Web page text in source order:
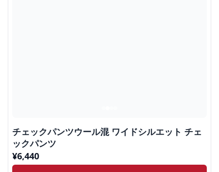
チェックパンツウール混 ワイドシルエット チェ
ックパンツ
¥6,440